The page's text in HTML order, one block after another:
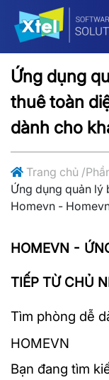
Ứng dụng
thuê toàn
dành cho
Trang chủ /
Ứng dụng quản lý
Homevn -
HOMEVN -
TIẾP TỪ CHỦ
Tìm phòng dễ
HOMEVN
Bạn đang tìm